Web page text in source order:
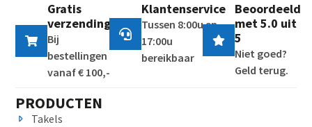
Gratis
verzending
Bij
bestellingen
vanaf € 100,-
Klantenservice
Tussen 8:00u en
17:00u
bereikbaar
Beoordeeld
met 5.0 uit
5
Niet goed?
Geld terug.
PRODUCTEN
Takels